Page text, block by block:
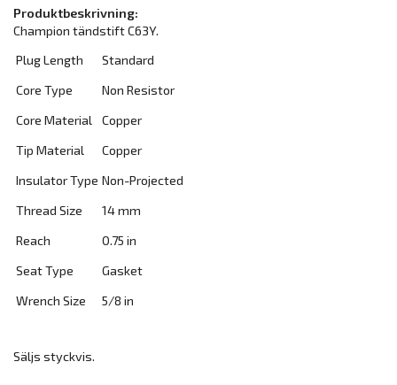
Produktbeskrivning:
Champion tändstift C63Y.
Plug Length
Standard
Core Type
Non Resistor
Core Material
Copper
Tip Material
Copper
Insulator Type Non-Projected
Thread Size
14 mm
Reach
0.75 in
Seat Type
Gasket
Wrench Size
5/8 in
Säljs styckvis.